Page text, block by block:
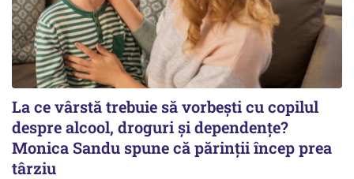
La ce vârstă trebuie să vorbești cu copilul
despre alcool, droguri și dependențe?
Monica Sandu spune că părinții încep prea
târziu